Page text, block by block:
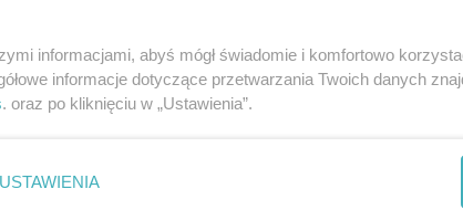
informacjami, abyś mógł świadomie i komfortowo
informacje dotyczące przetwarzania Twoich danych
. oraz po kliknięciu w „Ustawienia”.
USTAWIENIA